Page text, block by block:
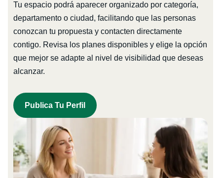
Tu espacio podrá aparecer organizado por categoría,
departamento o ciudad, facilitando que las personas
conozcan tu propuesta y contacten directamente
contigo. Revisa los planes disponibles y elige la opción
que mejor se adapte al nivel de visibilidad que deseas
alcanzar.
Publica Tu Perfil